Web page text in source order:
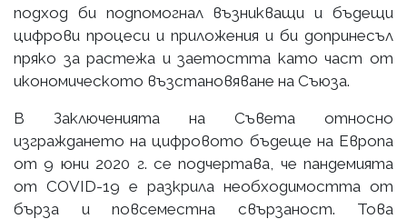
подход би подпомогнал възникващи и бъдещи
цифрови процеси и приложения и би допринесъл
пряко за растежа и заетостта като част от
икономическото възстановяване на Съюза.
В Заключенията на Съвета относно
изграждането на цифровото бъдеще на Европа
от 9 юни 2020 г. се подчертава, че пандемията
от COVID-19 е разкрила необходимостта от
бърза и повсеместна свързаност. Това